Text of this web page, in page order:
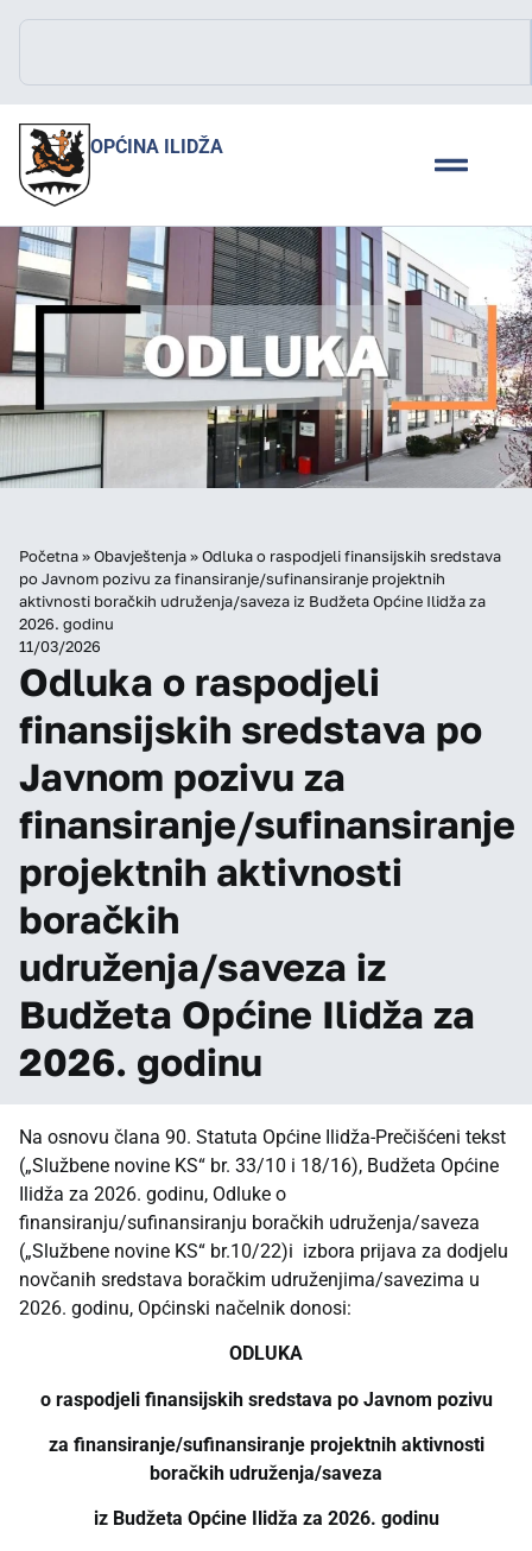
OPĆINA ILIDŽA
Početna»Obavještenja»Odluka o raspodjeli finansijskih sredstava
po Javnom pozivu za finansiranje/sufinansiranje projektnih
aktivnosti boračkih udruženja/saveza iz Budžeta Općine Ilidža za
2026. godinu
11/03/2026
Odluka o raspodjeli
finansijskih sredstava po
Javnom pozivu za
finansiranje/sufinansiranje
projektnih aktivnosti
boračkih
udruženja/saveza iz
Budžeta Općine Ilidža za
2026. godinu
Na osnovu člana 90. Statuta Općine Ilidža-Prečišćeni tekst
(„Službene novine KS“ br. 33/10 i 18/16), Budžeta Općine
Ilidža za 2026. godinu, Odluke o
finansiranju/sufinansiranju boračkih udruženja/saveza
(„Službene novine KS“ br.10/22)i izbora prijava za dodjelu
novčanih sredstava boračkim udruženjima/savezima u
2026. godinu, Općinski načelnik donosi:
ODLUKA
o raspodjeli finansijskih sredstava po Javnom pozivu
za finansiranje/sufinansiranje projektnih aktivnosti
boračkih udruženja/saveza
iz Budžeta Općine Ilidža za 2026. godinu